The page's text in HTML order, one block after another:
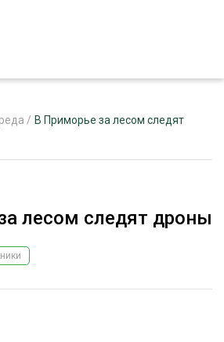
/ В Приморье за лесом следят
лесом следят дроны